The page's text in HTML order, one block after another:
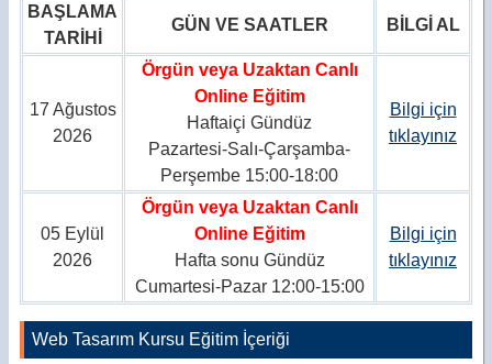
BAŞLAMA
TARİHİ
GÜN VE SAATLER BİLGİ AL
17 Ağustos
2026
Örgün veya Uzaktan Canlı
Online Eğitim
Haftaiçi Gündüz
Pazartesi-Salı-Çarşamba-
Perşembe 15:00-18:00
Bilgi için
tıklayınız
05 Eylül
2026
Örgün veya Uzaktan Canlı
Online Eğitim
Hafta sonu Gündüz
Cumartesi-Pazar 12:00-15:00
Bilgi için
tıklayınız
Web Tasarım Kursu Eğitim İçeriği